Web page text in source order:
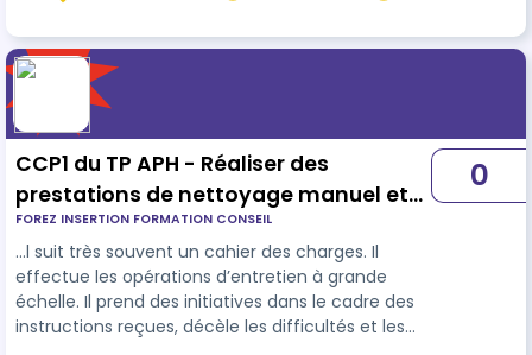
pratique (7h) en présentiel. Vous apprendrez tous
les gestes à respecter, les r…
CCP1 du TP APH - Réaliser des
prestations de nettoyage manuel et
de bionettoyage - RNCP37872BC01
FOREZ INSERTION FORMATION CONSEIL
…l suit très souvent un cahier des charges. Il
effectue les opérations d’entretien à grande
échelle. Il prend des initiatives dans le cadre des
instructions reçues, décèle les difficultés et les
0